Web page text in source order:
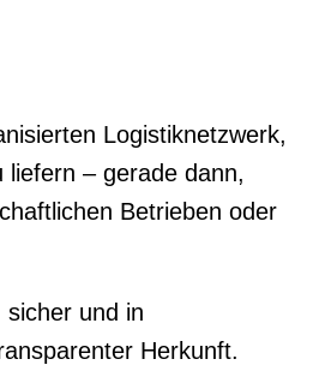
Logistiknetzwerk,
– gerade dann,
Betrieben oder
und in
Herkunft.